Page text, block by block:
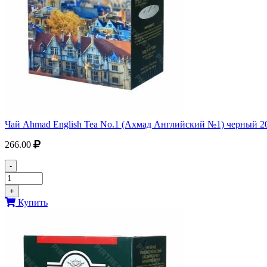
Чай Ahmad English Tea No.1 (Ахмад Английский №1) черный
266.00
-
+
Купить